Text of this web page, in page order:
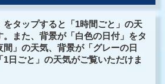
タップすると「1時間ごと」の天
また、背景が「白色の日付」をタ
間」の天気、背景が「グレーの日
日ごと」の天気がご覧いただけま